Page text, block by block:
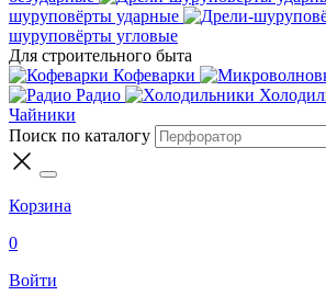
шуруповёрты ударные
шуруповёрты угловые
Для строительного быта
Кофеварки
Радио
Чайники
Поиск по каталогу
Корзина
0
Войти